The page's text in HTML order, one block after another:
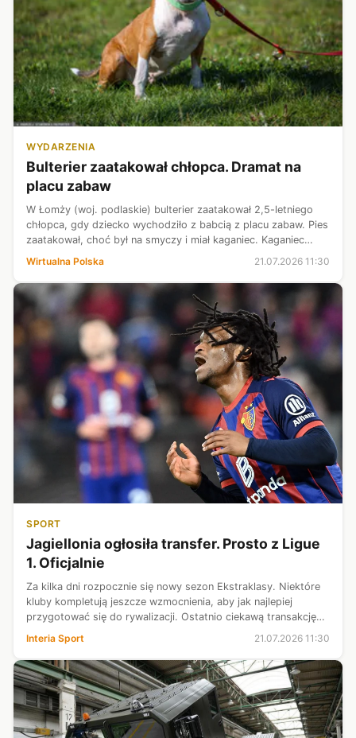
WYDARZENIA
Bulterier zaatakował chłopca. Dramat na
placu zabaw
W Łomży (woj. podlaskie) bulterier zaatakował 2,5-letniego
chłopca, gdy dziecko wychodziło z babcią z placu zabaw. Pies
zaatakował, choć był na smyczy i miał kaganiec. Kaganiec
jednak miał mu się zsunąć z pyska. Chłopiec trafił do szpitala z
Wirtualna Polska 21.07.2026 11:30
SPORT
Jagiellonia ogłosiła transfer. Prosto z Ligue
1. Oficjalnie
Za kilka dni rozpocznie się nowy sezon Ekstraklasy. Niektóre
kluby kompletują jeszcze wzmocnienia, aby jak najlepiej
przygotować się do rywalizacji. Ostatnio ciekawą transakcję
którego gł...
Interia Sport 21.07.2026 11:30